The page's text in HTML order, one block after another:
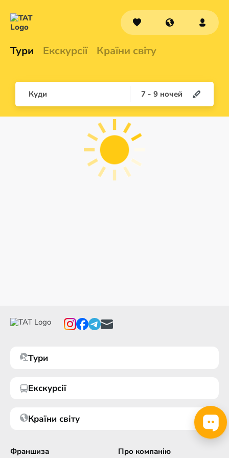
Тури Екскурсії Країни світу
Куди 7 - 9 ночей
Тури
Екскурсії
Країни світу
Франшиза
Про компанію